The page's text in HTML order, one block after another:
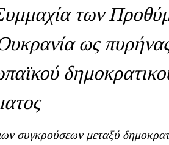
των
ως
συγκρούσεων μεταξύ